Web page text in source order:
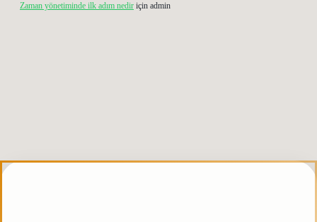
Zaman yönetiminde ilk adım nedir için admin